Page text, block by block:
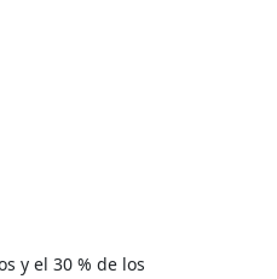
y el 30 % de los